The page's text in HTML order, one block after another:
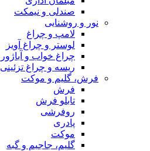
صندلی و نیمکت
نور و روشنایی
لامپ و چراغ
لوستر و چراغ آویز
چراغ خواب و آباژور
ریسه و چراغ تزئینی
فرش، گلیم و موکت
فرش
تابلو فرش
روفرشی
پادری
موکت
گلیم، جاجیم و گبه